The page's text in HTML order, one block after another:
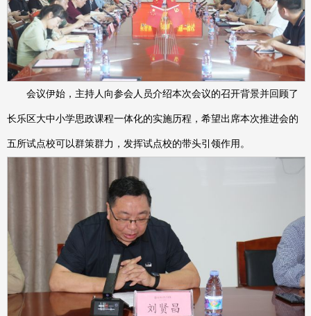
会议伊始，主持人向参会人员介绍本次会议的召开背景并回顾了
长乐区大中小学思政课程一体化的实施历程，希望出席本次推进会的
五所试点校可以群策群力，发挥试点校的带头引领作用。